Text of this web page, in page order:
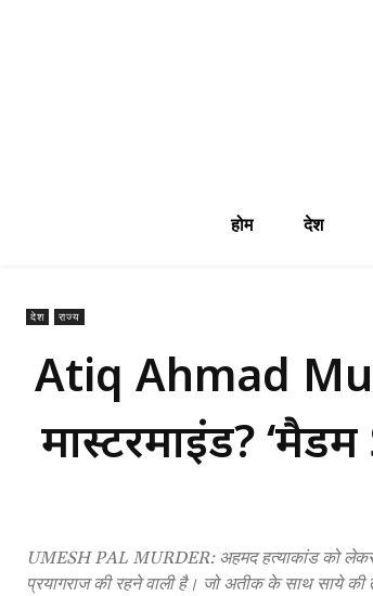
होम देश
देश राज्य
Atiq Ahmad
मास्टरमाइंड?
UMESH PAL MURDER: अहमद हत्याकांड को लेकर
प्रयागराज की रहने वाली है। जो अतीक के साथ साये